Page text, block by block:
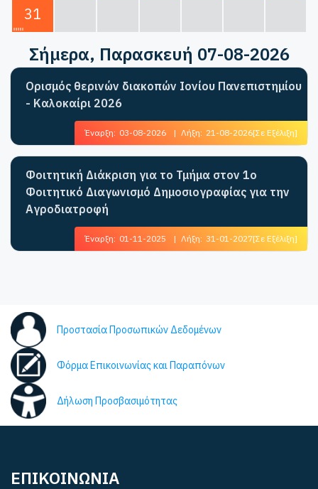
31
Σήμερα, Παρασκευή 07-08-2026
Ορισμός θερινών διακοπών Ιονίου Πανεπιστημίου
- Καλοκαίρι 2026
Έναρξη: 03-08-2026 | Λήξη: 21-08-2026[Σε Εξέλιξη]
Φοιτητική Διάκριση για το Τμήμα στον 1ο
Φοιτητικό Διαγωνισμό Δημοσιογραφίας για την
Αγροδιατροφή
Έναρξη: 01-11-2025 | Λήξη: 31-01-2027[Σε Εξέλιξη]
Προστασία Προσωπικών Δεδομένων
Φόρμα Επικοινωνίας και Παραπόνων
Δήλωση Προσβασιμότητας
ΕΠΙΚΟΙΝΩΝΙΑ